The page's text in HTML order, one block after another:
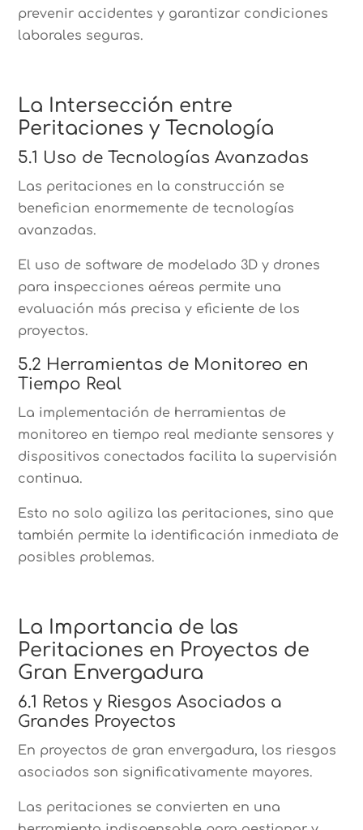
prevenir accidentes y garantizar condiciones
laborales seguras.
La Intersección entre
Peritaciones y Tecnología
5.1 Uso de Tecnologías Avanzadas
Las peritaciones en la construcción se
benefician enormemente de tecnologías
avanzadas.
El uso de software de modelado 3D y drones
para inspecciones aéreas permite una
evaluación más precisa y eficiente de los
proyectos.
5.2 Herramientas de Monitoreo en
Tiempo Real
La implementación de herramientas de
monitoreo en tiempo real mediante sensores y
dispositivos conectados facilita la supervisión
continua.
Esto no solo agiliza las peritaciones, sino que
también permite la identificación inmediata de
posibles problemas.
La Importancia de las
Peritaciones en Proyectos de
Gran Envergadura
6.1 Retos y Riesgos Asociados a
Grandes Proyectos
En proyectos de gran envergadura, los riesgos
asociados son significativamente mayores.
Las peritaciones se convierten en una